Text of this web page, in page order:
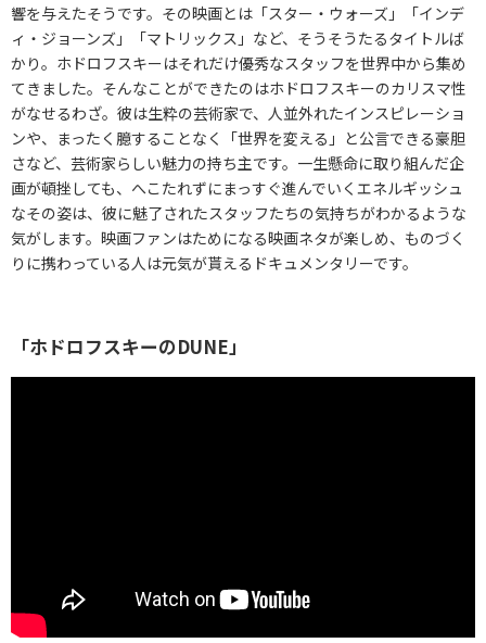
響を与えたそうです。その映画とは「スター・ウォーズ」「インデ
ィ・ジョーンズ」「マトリックス」など、そうそうたるタイトルば
かり。ホドロフスキーはそれだけ優秀なスタッフを世界中から集め
てきました。そんなことができたのはホドロフスキーのカリスマ性
がなせるわざ。彼は生粋の芸術家で、人並外れたインスピレーショ
ンや、まったく臆することなく「世界を変える」と公言できる豪胆
さなど、芸術家らしい魅力の持ち主です。一生懸命に取り組んだ企
画が頓挫しても、へこたれずにまっすぐ進んでいくエネルギッシュ
なその姿は、彼に魅了されたスタッフたちの気持ちがわかるような
気がします。映画ファンはためになる映画ネタが楽しめ、ものづく
りに携わっている人は元気が貰えるドキュメンタリーです。
「ホドロフスキーのDUNE」